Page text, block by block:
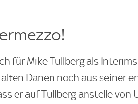
für Mike Tullberg als
Dänen noch aus seiner
er auf Tullberg anstelle von